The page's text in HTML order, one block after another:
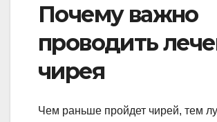
Почему важно
проводить
чирея
Чем раньше пройдет чирей, тем